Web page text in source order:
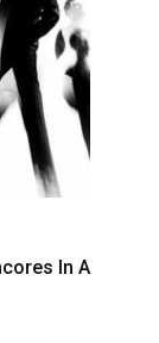
In A